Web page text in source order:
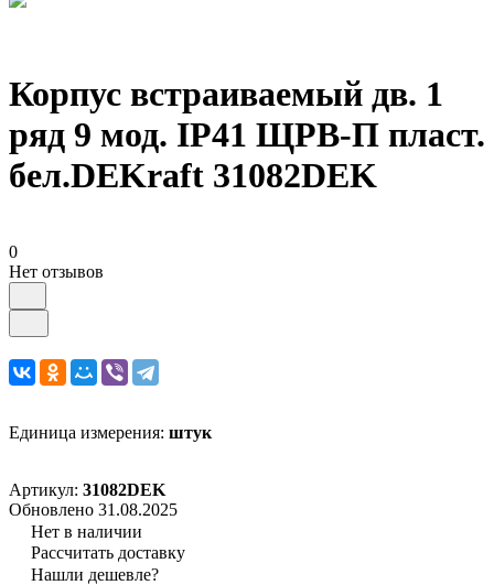
Корпус встраиваемый дв. 1
ряд 9 мод. IP41 ЩРВ-П пласт.
бел.DEKraft 31082DEK
0
Нет отзывов
Единица измерения: штук
Артикул: 31082DEK
Обновлено 31.08.2025
Нет в наличии
Рассчитать доставку
Нашли дешевле?